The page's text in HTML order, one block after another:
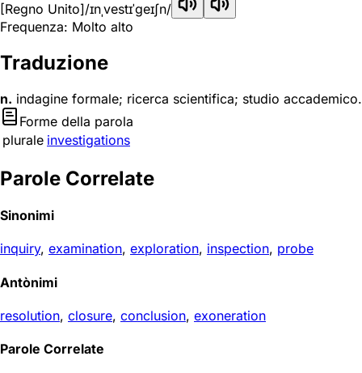
[Regno Unito]/ɪnˌvestɪˈɡeɪʃn/
Frequenza: Molto alto
Traduzione
n. indagine formale; ricerca scientifica; studio accademico.
Forme della parola
plurale investigations
Parole Correlate
Sinonimi
inquiry, examination, exploration, inspection, probe
Antònimi
resolution, closure, conclusion, exoneration
Parole Correlate